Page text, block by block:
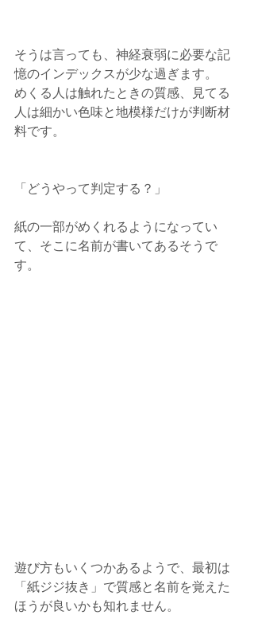
そうは言っても、神経衰弱に必要な記
憶のインデックスが少な過ぎます。
めくる人は触れたときの質感、見てる
人は細かい色味と地模様だけが判断材
料です。
「どうやって判定する？」
紙の一部がめくれるようになってい
て、そこに名前が書いてあるそうで
す。
遊び方もいくつかあるようで、最初は
「紙ジジ抜き」で質感と名前を覚えた
ほうが良いかも知れません。